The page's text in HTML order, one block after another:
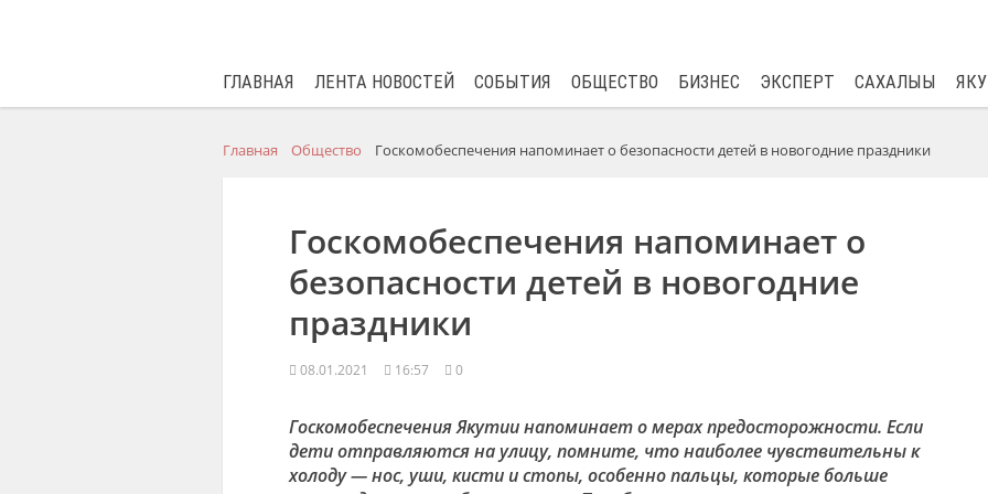
ГЛАВНАЯ ЛЕНТА НОВОСТЕЙ СОБЫТИЯ ОБЩЕСТВО БИЗНЕС ЭКСПЕРТ САХАЛЫЫ
Главная Общество Госкомобеспечения напоминает о безопасности детей в новогодние праздники
Госкомобеспечения напоминает о
безопасности детей в новогодние
праздники
08.01.2021 16:57 0
Госкомобеспечения Якутии напоминает о мерах предосторожности. Если
дети отправляются на улицу, помните, что наиболее чувствительны к
холоду — нос, уши, кисти и стопы, особенно пальцы, которые больше